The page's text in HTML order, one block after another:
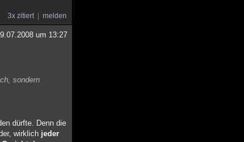
3x zitiert melden
um 13:27
sondern
dürfte. Denn die
wirklich jeder